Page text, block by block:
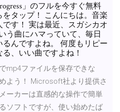
」のフルを今すぐ無料
タップ！ こんにちは。音楽
す！ 実は最近、スガシカオ
う曲にハマっていて、毎日
んですよね。 何度もリピー
、いい曲ですよね！
mp4ファイルを保存できな
よう！ Microsoft社より提供さ
ーカーは直感的な操作で簡単
ソフトですが、使い始めたば